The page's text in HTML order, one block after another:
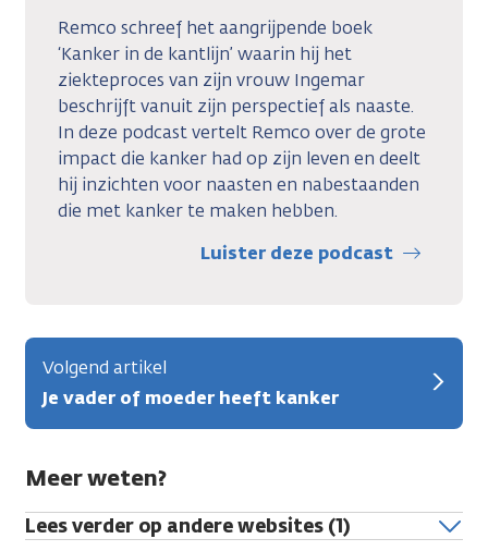
Remco schreef het aangrijpende boek
‘Kanker in de kantlijn’ waarin hij het
ziekteproces van zijn vrouw Ingemar
beschrijft vanuit zijn perspectief als naaste.
In deze podcast vertelt Remco over de grote
impact die kanker had op zijn leven en deelt
hij inzichten voor naasten en nabestaanden
die met kanker te maken hebben.
Luister deze podcast
Volgend artikel
Je vader of moeder heeft kanker
Meer weten?
Lees verder op andere websites (1)